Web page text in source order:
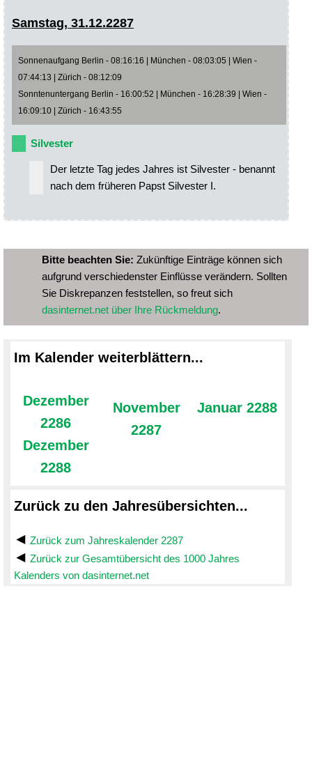
Samstag, 31.12.2287
Sonnenaufgang Berlin - 08:16:16 | München - 08:03:05 | Wien -
07:44:13 | Zürich - 08:12:09
Sonntenuntergang Berlin - 16:00:52 | München - 16:28:39 | Wien -
16:09:10 | Zürich - 16:43:55
Silvester
Der letzte Tag jedes Jahres ist Silvester - benannt
nach dem früheren Papst Silvester I.
Bitte beachten Sie: Zukünftige Einträge können sich
aufgrund verschiedenster Einflüsse verändern. Sollten
Sie Diskrepanzen feststellen, so freut sich
dasinternet.net über Ihre Rückmeldung.
Im Kalender weiterblättern...
Dezember
2286
Dezember
2288
November
2287
Januar 2288
Zurück zu den Jahresübersichten...
Zurück zum Jahreskalender 2287
Zurück zur Gesamtübersicht des 1000 Jahres
Kalenders von dasinternet.net